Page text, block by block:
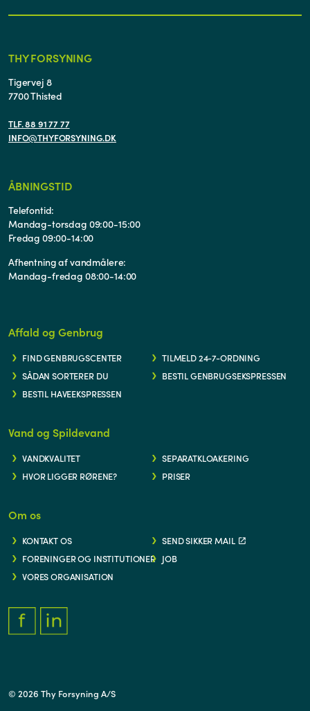
THY FORSYNING
Tigervej 8
7700 Thisted
TLF. 88 91 77 77
INFO@THYFORSYNING.DK
ÅBNINGSTID
Telefontid:
Mandag-torsdag 09:00-15:00
Fredag 09:00-14:00
Afhentning af vandmålere:
Mandag-fredag 08:00-14:00
Affald og Genbrug
FIND GENBRUGSCENTER
TILMELD 24-7-ORDNING
SÅDAN SORTERER DU
BESTIL GENBRUGSEKSPRESSEN
BESTIL HAVEEKSPRESSEN
Vand og Spildevand
VANDKVALITET
SEPARATKLOAKERING
HVOR LIGGER RØRENE?
PRISER
Om os
KONTAKT OS
SEND SIKKER MAIL
FORENINGER OG INSTITUTIONER JOB
VORES ORGANISATION
© 2026 Thy Forsyning A/S